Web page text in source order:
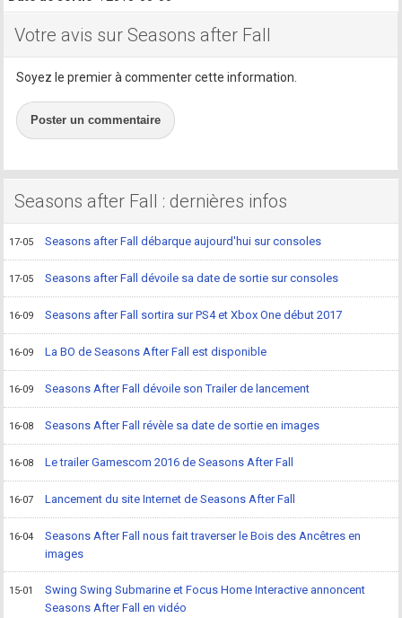
Votre avis sur Seasons after Fall
Soyez le premier à commenter cette information.
Poster un commentaire
Seasons after Fall : dernières infos
17-05 Seasons after Fall débarque aujourd'hui sur consoles
17-05 Seasons after Fall dévoile sa date de sortie sur consoles
16-09 Seasons after Fall sortira sur PS4 et Xbox One début 2017
16-09 La BO de Seasons After Fall est disponible
16-09 Seasons After Fall dévoile son Trailer de lancement
16-08 Seasons After Fall révèle sa date de sortie en images
16-08 Le trailer Gamescom 2016 de Seasons After Fall
16-07 Lancement du site Internet de Seasons After Fall
16-04
Seasons After Fall nous fait traverser le Bois des Ancêtres en
images
15-01
Swing Swing Submarine et Focus Home Interactive annoncent
Seasons After Fall en vidéo